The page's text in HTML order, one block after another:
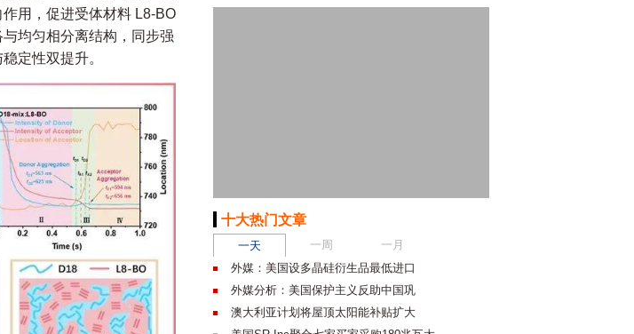
用，促进受体材料 L8-BO
均匀相分离结构，同步强
定性双提升。
十大热门文章
一天 一周
一月
外媒：美国设多晶硅衍生品最低进口
外媒分析：美国保护主义反助中国巩
澳大利亚计划将屋顶太阳能补贴扩大